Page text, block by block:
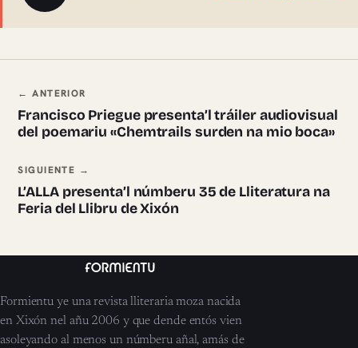
Navegación ente pieces
← ANTERIOR
Francisco Priegue presenta’l tráiler audiovisual
del poemariu «Chemtrails surden na mio boca»
SIGUIENTE →
L’ALLA presenta’l númberu 35 de Lliteratura na
Feria del Llibru de Xixón
Formientu ye una revista lliteraria moza nacida
en Xixón nel añu 2006 y que dende entós vien
asoleyando al menos un númberu añal, amás de